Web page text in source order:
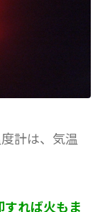
計は、気温
すれば火もま